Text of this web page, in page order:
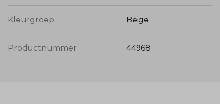
Kleurgroep Beige
Productnummer 44968